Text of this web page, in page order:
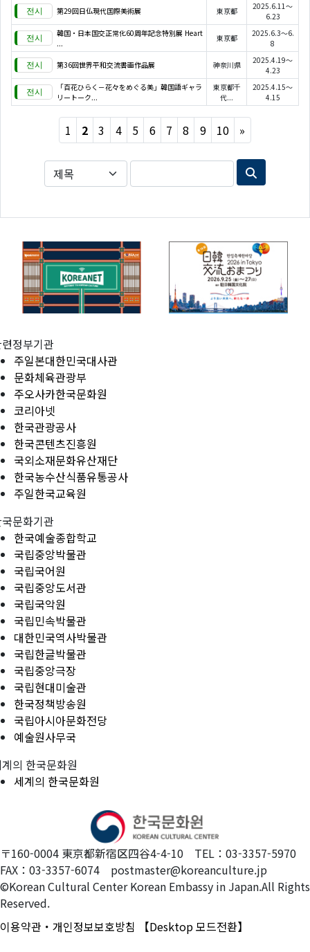
第29回日仏現代国際美術展 東京都
2025.6.11～
6.23
韓国・日本国交正常化60周年記念特別展 Heart
...
東京都
2025.6.3～6.
8
第36回世界平和交流書画作品展 神奈川県
2025.4.19～
4.23
「百花ひらく－花々をめぐる美」韓国語ギャラ
リートーク...
東京都千
代...
2025.4.15～
4.15
1 2 3 4 5 6 7 8 9 10 »
정부기관
주일본대한민국대사관
문화체육관광부
주오사카한국문화원
코리아넷
한국관광공사
한국콘텐츠진흥원
국외소재문화유산재단
한국농수산식품유통공사
주일한국교육원
문화기관
한국예술종합학교
국립중앙박물관
국립국어원
국립중앙도서관
국립국악원
국립민속박물관
대한민국역사박물관
국립한글박물관
국립중앙극장
국립현대미술관
한국정책방송원
국립아시아문화전당
예술원사무국
의 한국문화원
세계의 한국문화원
〒160-0004 東京都新宿区四谷4-4-10 TEL：03-3357-5970
FAX：03-3357-6074 postmaster@koreanculture.jp
©Korean Cultural Center Korean Embassy in Japan.All Rights
Reserved.
이용약관・개인정보보호방침
【Desktop 모드전환】